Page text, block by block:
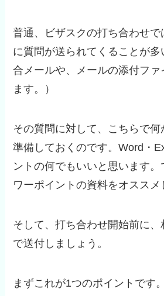
普通、ビザスクの打ち合わせ
に質問が送られてくることが
合メールや、メールの添付ファ
ます。）
その質問に対して、こちらで何
準備しておくのです。Word・
ントの何でもいいと思います
ワーポイントの資料をオススメ
そして、打ち合わせ開始前に
で送付しましょう。
まずこれが1つのポイントです。